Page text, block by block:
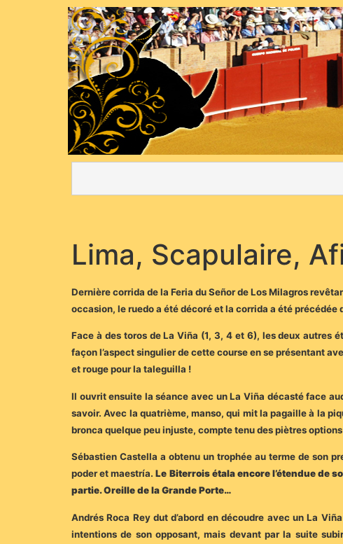
Lima, Scapulaire,
Dernière corrida de la Feria du Señor de Los Milagros
occasion, le ruedo a été décoré et la corrida a été
Face à des toros de La Viña (1, 3, 4 et 6), les deux autres
façon l’aspect singulier de cette course en se présentant
et rouge pour la taleguilla !
Il ouvrit ensuite la séance avec un La Viña décasté face
savoir. Avec la quatrième, manso, qui mit la pagaille à la
bronca quelque peu injuste, compte tenu des piètres
Sébastien Castella a obtenu un trophée au terme de son
poder et maestría.Le Biterrois étala encore l’étendue de
partie. Oreille de la Grande Porte…
Andrés Roca Rey dut d’abord en découdre avec un La
intentions de son opposant, mais devant par la suite